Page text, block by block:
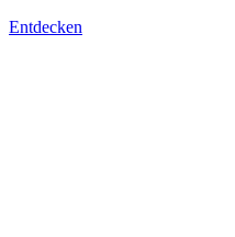
Entdecken